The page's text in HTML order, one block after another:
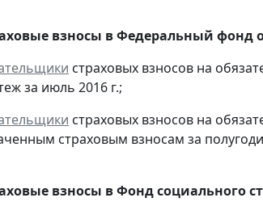
взносы в Федеральный фонд
страховых взносов на
за июль 2016 г.;
страховых взносов на
страховым взносам за
взносы в Фонд социального